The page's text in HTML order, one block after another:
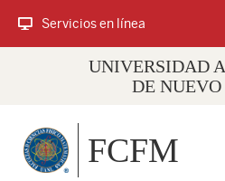
Servicios en línea
UNIVERSIDAD
DE
FCFM